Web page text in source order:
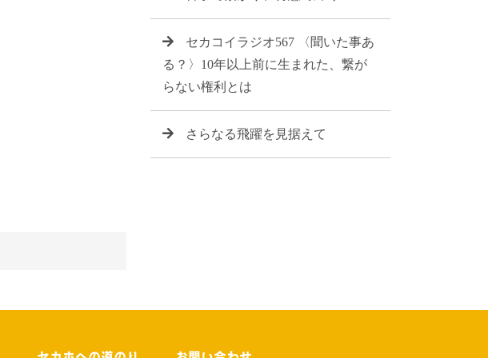
セカコイラジオ567 〈聞いた事あ
る？〉10年以上前に生まれた、繋が
らない権利とは
さらなる飛躍を見据えて